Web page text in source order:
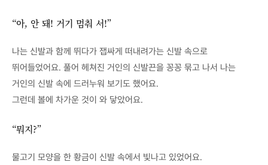
“아, 안 돼! 거기 멈춰 서!”
나는 신발과 함께 뛰다가 잽싸게 떠내려가는 신발 속으로
뛰어들었어요. 풀어 헤쳐진 거인의 신발끈을 꽁꽁 묶고 나서 나는
거인의 신발 속에 드러누워 보기도 했어요.
그런데 볼에 차가운 것이 와 닿았어요.
“뭐지?”
물고기 모양을 한 황금이 신발 속에서 빛나고 있었어요.